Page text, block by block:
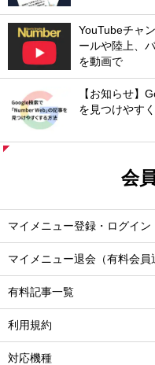
YouTubeチャ
ールや陸上、
を動画で
【お知らせ】
を見つけやす
会
マイメニュー登録・ログイン
マイメニュー退会（有料会員
有料記事一覧
利用規約
対応機種